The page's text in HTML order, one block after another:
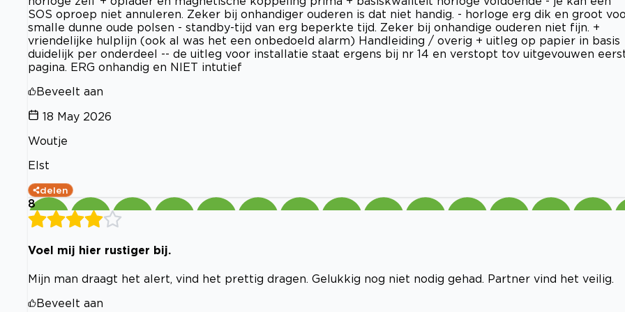
SOS oproep niet annuleren. Zeker bij onhandiger ouderen is dat niet handig. - horloge erg dik en groot
smalle dunne oude polsen - standby-tijd van erg beperkte tijd. Zeker bij onhandige ouderen niet fijn. +
vriendelijke hulplijn (ook al was het een onbedoeld alarm) Handleiding / overig + uitleg op papier in basis
duidelijk per onderdeel -- de uitleg voor installatie staat ergens bij nr 14 en verstopt tov uitgevouwen
pagina. ERG onhandig en NIET intutief
Beveelt aan
18 May 2026
Woutje
Elst
delen
8
Voel mij hier rustiger bij.
Mijn man draagt het alert, vind het prettig dragen. Gelukkig nog niet nodig gehad. Partner vind het veilig.
Beveelt aan